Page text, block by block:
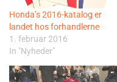
Honda’s 2016-katalog er
landet hos forhandlerne
1. februar 2016
In "Nyheder"